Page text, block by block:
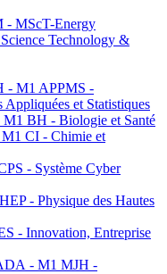
- MScT-Energy
Technology &
- M1 APPMS -
Appliquées et Statistiques
BH - Biologie et Santé
CI - Chimie et
- Système Cyber
- Physique des Hautes
- Innovation, Entreprise
- M1 MJH -